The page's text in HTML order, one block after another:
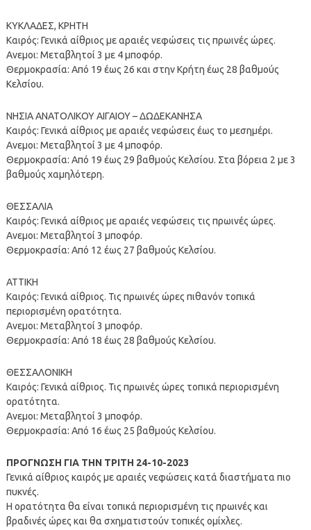
ΚΥΚΛΑΔΕΣ, ΚΡΗΤΗ
Καιρός: Γενικά αίθριος με αραιές νεφώσεις τις πρωινές ώρες.
Ανεμοι: Μεταβλητοί 3 με 4 μποφόρ.
Θερμοκρασία: Από 19 έως 26 και στην Κρήτη έως 28 βαθμούς
Κελσίου.
ΝΗΣΙΑ ΑΝΑΤΟΛΙΚΟΥ ΑΙΓΑΙΟΥ – ΔΩΔΕΚΑΝΗΣΑ
Καιρός: Γενικά αίθριος με αραιές νεφώσεις έως το μεσημέρι.
Ανεμοι: Μεταβλητοί 3 με 4 μποφόρ.
Θερμοκρασία: Από 19 έως 29 βαθμούς Κελσίου. Στα βόρεια 2 με 3
βαθμούς χαμηλότερη.
ΘΕΣΣΑΛΙΑ
Καιρός: Γενικά αίθριος με αραιές νεφώσεις τις πρωινές ώρες.
Ανεμοι: Μεταβλητοί 3 μποφόρ.
Θερμοκρασία: Από 12 έως 27 βαθμούς Κελσίου.
ΑΤΤΙΚΗ
Καιρός: Γενικά αίθριος. Τις πρωινές ώρες πιθανόν τοπικά
περιορισμένη ορατότητα.
Ανεμοι: Μεταβλητοί 3 μποφόρ.
Θερμοκρασία: Από 18 έως 28 βαθμούς Κελσίου.
ΘΕΣΣΑΛΟΝΙΚΗ
Καιρός: Γενικά αίθριος. Τις πρωινές ώρες τοπικά περιορισμένη
ορατότητα.
Ανεμοι: Μεταβλητοί 3 μποφόρ.
Θερμοκρασία: Από 16 έως 25 βαθμούς Κελσίου.
ΠΡΟΓΝΩΣΗ ΓΙΑ ΤΗΝ ΤΡΙΤΗ 24-10-2023
Γενικά αίθριος καιρός με αραιές νεφώσεις κατά διαστήματα πιο
πυκνές.
Η ορατότητα θα είναι τοπικά περιορισμένη τις πρωινές και
βραδινές ώρες και θα σχηματιστούν τοπικές ομίχλες.